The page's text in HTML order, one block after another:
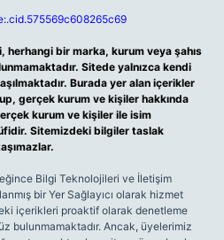
herhangi bir marka, kurum veya şahıs
Sitede yalnızca kendi
Burada yer alan içerikler
gerçek kurum ve kişiler hakkında
kurum ve kişiler ile isim
Sitemizdeki bilgiler taslak
Bilgi Teknolojileri ve İletişim
bir Yer Sağlayıcı olarak hizmet
içerikleri proaktif olarak denetleme
bulunmamaktadır. Ancak, üyelerimiz